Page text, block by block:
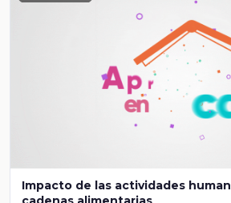
Impacto de las actividades